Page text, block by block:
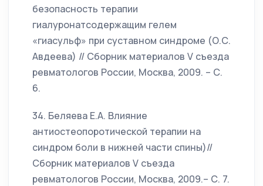
безопасность терапии
гиалуронатсодержащим гелем
«гиасульф» при суставном синдроме (О.С.
Авдеева) // Сборник материалов V съезда
ревматологов России, Москва, 2009. – С.
6.
34. Беляева Е.А. Влияние
антиостеопоротической терапии на
синдром боли в нижней части спины)//
Сборник материалов V съезда
ревматологов России, Москва, 2009.– С. 7.